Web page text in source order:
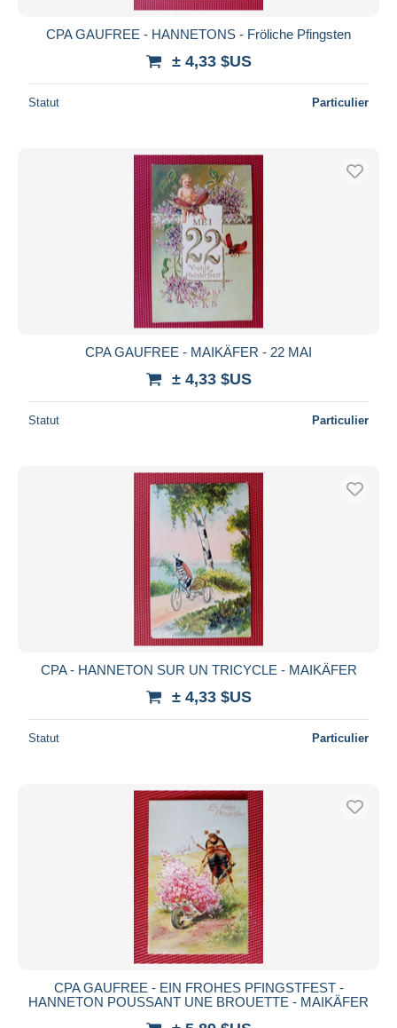
CPA GAUFREE - HANNETONS - Fröliche Pfingsten
± 4,33 $US
Statut Particulier
CPA GAUFREE - MAIKÄFER - 22 MAI
± 4,33 $US
Statut Particulier
CPA - HANNETON SUR UN TRICYCLE - MAIKÄFER
± 4,33 $US
Statut Particulier
CPA GAUFREE - EIN FROHES PFINGSTFEST -
HANNETON POUSSANT UNE BROUETTE - MAIKÄFER